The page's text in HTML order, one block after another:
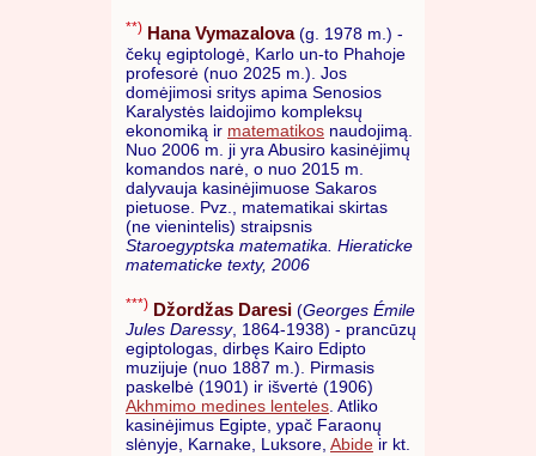
**) Hana Vymazalova(g. 1978 m.) -
čekų egiptologė, Karlo un-to Phahoje
profesorė (nuo 2025 m.). Jos
domėjimosi sritys apima Senosios
Karalystės laidojimo kompleksų
ekonomiką ir matematikos naudojimą.
Nuo 2006 m. ji yra Abusiro kasinėjimų
komandos narė, o nuo 2015 m.
dalyvauja kasinėjimuose Sakaros
pietuose. Pvz., matematikai skirtas
(ne vienintelis) straipsnis
Staroegyptska matematika. Hieraticke
matematicke texty, 2006
***) Džordžas Daresi (Georges Émile
Jules Daressy, 1864-1938) - prancūzų
egiptologas, dirbęs Kairo Edipto
muzijuje (nuo 1887 m.). Pirmasis
paskelbė (1901) ir išvertė (1906)
Akhmimo medines lenteles . Atliko
kasinėjimus Egipte, ypač Faraonų
slėnyje, Karnake, Luksore, Abide ir kt.